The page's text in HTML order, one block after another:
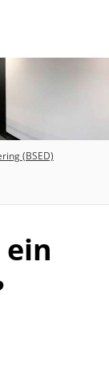
(BSED)